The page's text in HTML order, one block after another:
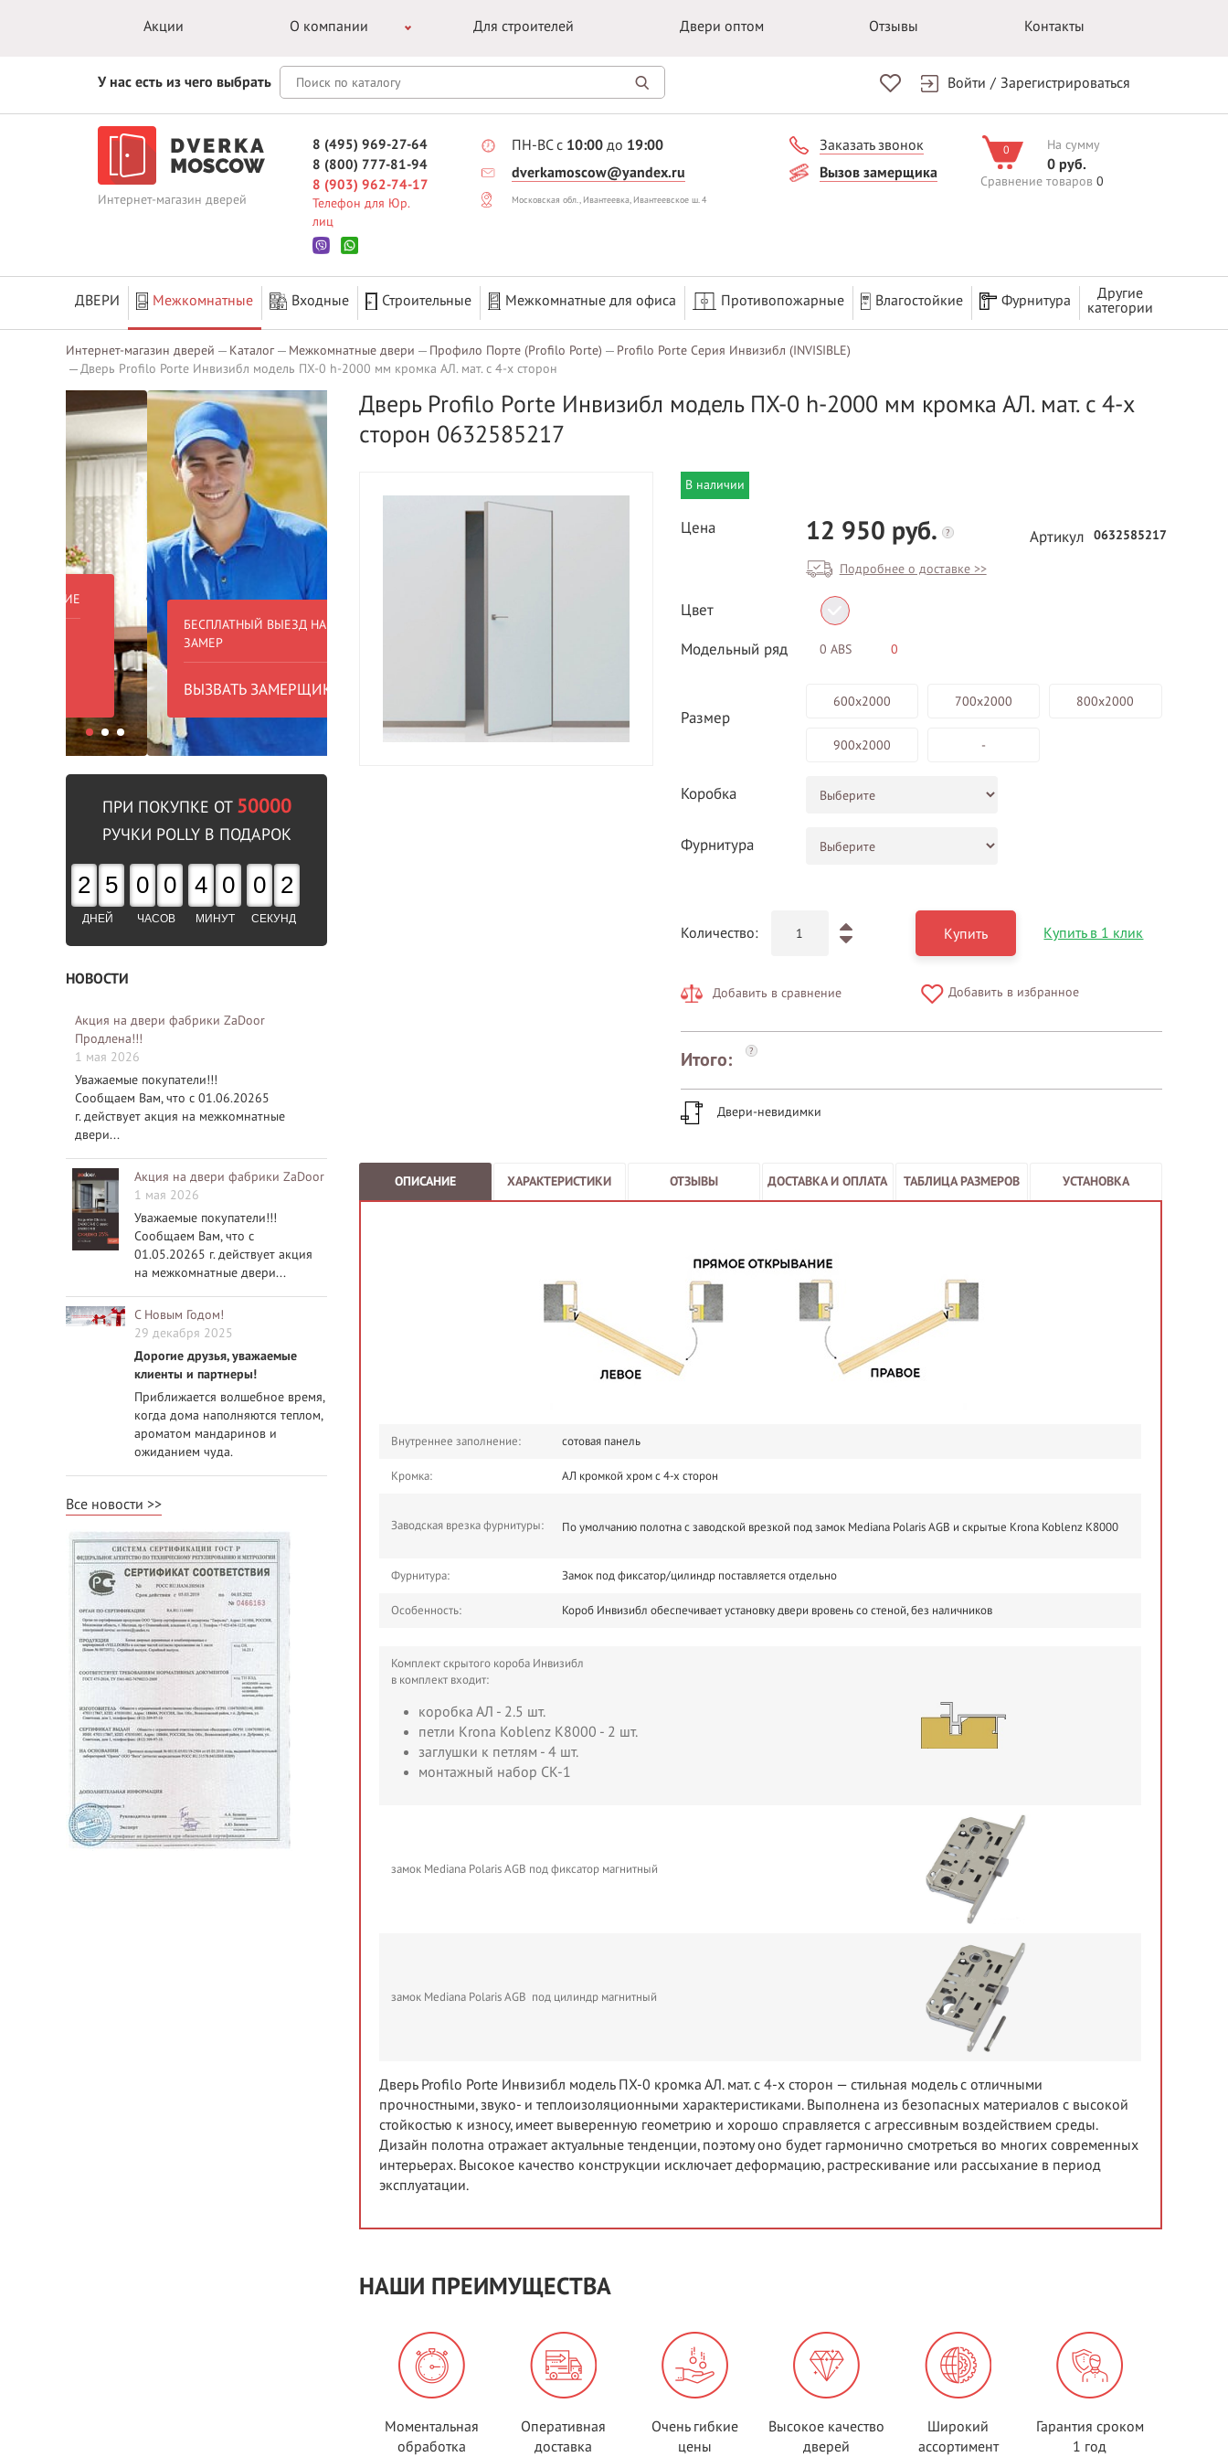
Акции О компании Для строителей Двери оптом Отзывы Контакты
У нас есть из чего выбрать Войти / Зарегистрироваться
Интернет-магазин дверей
8 (495) 969-27-64
8 (800) 777-81-94
8 (903) 962-74-17
Телефон для Юр.
лиц
ПН-ВС с 10:00 до 19:00
dverkamoscow@yandex.ru
Московская обл., Ивантеевка, Ивантеевское ш. 4
Заказать звонок
Вызов замерщика
0 На сумму
0 руб.
Сравнение товаров 0
ДВЕРИ Межкомнатные Входные Строительные Межкомнатные для офиса Противопожарные Влагостойкие Фурнитура
Другие
категории
Интернет-магазин дверей Каталог Межкомнатные двери Профило Порте (Profilo Porte)
Profilo Porte Серия Инвизибл (INVISIBLE)
Дверь Profilo Porte Инвизибл модель ПХ-0 h-2000 мм кромка АЛ. мат. c 4-x сторон
БЕСПЛАТНЫЙ ВЫЕЗД НА
ЗАМЕР
ВЫЗВАТЬ ЗАМЕРЩИКА
БЕСПЛАТНАЯ ДОСТАВКА ОТ 40
Двери фабрики
ЗАМЕР
ПРИ ПОКУПКЕ ОТ 50000
РУЧКИ POLLY В ПОДАРОК
2 5
ДНЕЙ
0 0
ЧАСОВ
4 0
МИНУТ
0 1
СЕКУНД
НОВОСТИ
Акция на двери фабрики ZaDoor
Продлена!!!
1 мая 2026
Уважаемые покупатели!!!
Сообщаем Вам, что с 01.06.20265
г. действует акция на межкомнатные
двери...
Акция на двери фабрики ZaDoor
1 мая 2026
Уважаемые покупатели!!!
Сообщаем Вам, что с
01.05.20265 г. действует акция
на межкомнатные двери...
С Новым Годом!
29 декабря 2025
Дорогие друзья, уважаемые
клиенты и партнеры!
Приближается волшебное время,
когда дома наполняются теплом,
ароматом мандаринов и
ожиданием чуда.
Все новости
Дверь Profilo Porte Инвизибл модель ПХ-0 h-2000 мм кромка АЛ. мат. c 4-x
сторон 0632585217
В наличии
Цена 12 950 руб. ?
Подробнее о доставке >>
Артикул 0632585217
Цвет
Модельный ряд 0 ABS 0
Размер
600х2000 700х2000 800х2000
900х2000 -
Коробка
Фурнитура
Количество: Купить Купить в 1 клик
Добавить в сравнение Добавить в избранное
Итого: ?
Двери-невидимки
ОПИСАНИЕ ХАРАКТЕРИСТИКИ ОТЗЫВЫ ДОСТАВКА И ОПЛАТА ТАБЛИЦА РАЗМЕРОВ УСТАНОВКА
Внутреннее заполнение: сотовая панель
Кромка: АЛ кромкой хром с 4-х сторон
Заводская врезка фурнитуры: По умолчанию полотна с заводской врезкой под замок Mediana Polaris AGB и скрытые Krona Koblenz K8000
Фурнитура: Замок под фиксатор/цилиндр поставляется отдельно
Особенность: Короб Инвизибл обеспечивает установку двери вровень со стеной, без наличников
Комплект скрытого короба Инвизибл
в комплект входит:
коробка АЛ - 2.5 шт.
петли Krona Koblenz K8000 - 2 шт.
заглушки к петлям - 4 шт.
монтажный набор СК-1
замок Mediana Polaris AGB под фиксатор магнитный
замок Mediana Polaris AGB под цилиндр магнитный
Дверь Profilo Porte Инвизибл модель ПХ-0 кромка АЛ. мат. c 4-x сторон — стильная модель с отличными
прочностными, звуко- и теплоизоляционными характеристиками. Выполнена из безопасных материалов с высокой
стойкостью к износу, имеет выверенную геометрию и хорошо справляется с агрессивным воздействием среды.
Дизайн полотна отражает актуальные тенденции, поэтому оно будет гармонично смотреться во многих современных
интерьерах. Высокое качество конструкции исключает деформацию, растрескивание или рассыхание в период
эксплуатации.
НАШИ ПРЕИМУЩЕСТВА
Моментальная
обработка
Оперативная
доставка
Очень гибкие
цены
Высокое качество
дверей
Широкий
ассортимент
Гарантия сроком
1 год